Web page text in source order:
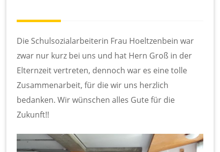
S
c
h
ul
e
Die Schulsozialarbeiterin Frau Hoeltzenbein war
zwar nur kurz bei uns und hat Hern Groß in der
Elternzeit vertreten, dennoch war es eine tolle
Zusammenarbeit, für die wir uns herzlich
bedanken. Wir wünschen alles Gute für die
Zukunft!!